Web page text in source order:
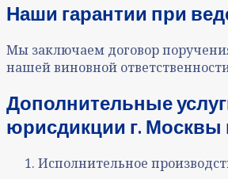
Наши гарантии при
Мы заключаем договор
нашей виновной
Дополнительные
юрисдикции г. Москвы
Исполнительное